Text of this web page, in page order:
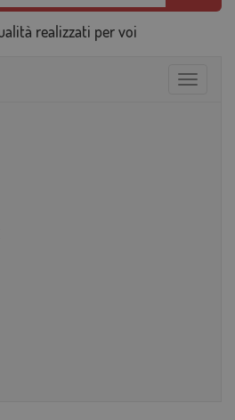
realizzati per voi
Toggle